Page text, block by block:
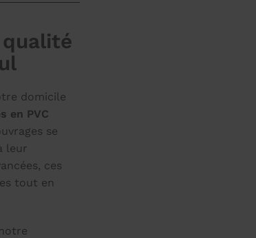
qualité
domicile
en PVC
se
leur
ces
tout en